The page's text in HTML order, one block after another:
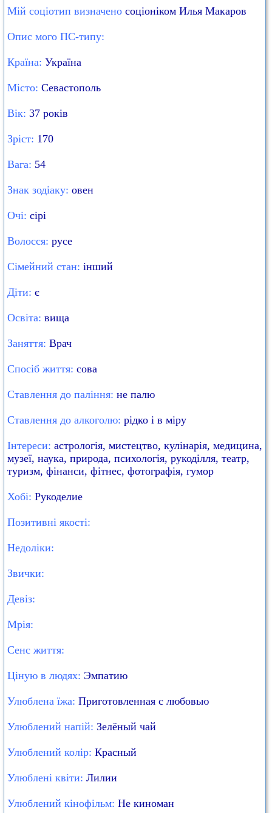
Мій соціотип визначено соціоніком Илья Макаров
Опис мого ПС-типу:
Країна: Україна
Місто: Севастополь
Вік: 37 років
Зріст: 170
Вага: 54
Знак зодіаку: овен
Очі: сірі
Волосся: русе
Сімейний стан: інший
Діти: є
Освіта: вища
Заняття: Врач
Спосіб життя: сова
Ставлення до паління: не палю
Ставлення до алкоголю: рідко і в міру
Інтереси: астрологія, мистецтво, кулінарія, медицина,
музеї, наука, природа, психологія, рукоділля, театр,
туризм, фінанси, фітнес, фотографія, гумор
Хобі: Рукоделие
Позитивні якості:
Недоліки:
Звички:
Девіз:
Мрія:
Сенс життя:
Ціную в людях: Эмпатию
Улюблена їжа: Приготовленная с любовью
Улюблений напій: Зелёный чай
Улюблений колір: Красный
Улюблені квіти: Лилии
Улюблений кінофільм: Не киноман